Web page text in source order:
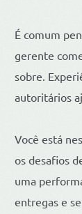
É comum
gerente
sobre.
autoritários
Você está
os desafios
uma
entregas e